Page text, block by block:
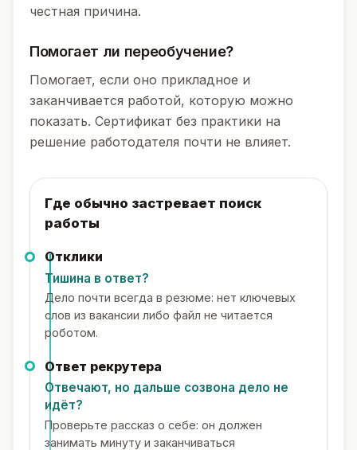
честная причина.
Помогает ли переобучение?
Помогает, если оно прикладное и
заканчивается работой, которую можно
показать. Сертификат без практики на
решение работодателя почти не влияет.
Где обычно застревает поиск
работы
Отклики
Тишина в ответ?
Дело почти всегда в резюме: нет ключевых
слов из вакансии либо файл не читается
роботом.
Ответ рекрутера
Отвечают, но дальше созвона дело не
идёт?
Проверьте рассказ о себе: он должен
занимать минуту и заканчиваться